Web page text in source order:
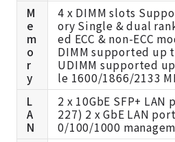
M
e
m
o
r
y
4 x DIMM slots
ory Single & dual
ed ECC & non-ECC
DIMM supported up
UDIMM supported
le 1600/1866/2133
L
A
N
2 x 10GbE SFP+
227) 2 x GbE LAN
0/100/1000